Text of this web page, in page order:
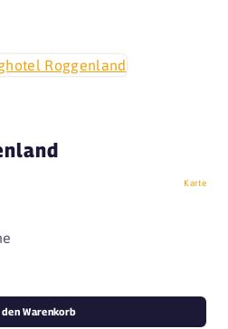
Karte
Warenkorb